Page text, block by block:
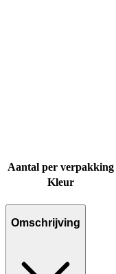
Aantal per verpakking
Kleur
Omschrijving